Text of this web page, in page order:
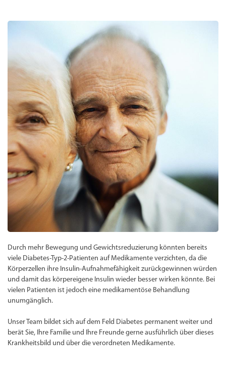
Durch mehr Bewegung und Gewichtsreduzierung könnten bereits
viele Diabetes-Typ-2-Patienten auf Medikamente verzichten, da die
Körperzellen ihre Insulin-Aufnahmefähigkeit zurückgewinnen würden
und damit das körpereigene Insulin wieder besser wirken könnte. Bei
vielen Patienten ist jedoch eine medikamentöse Behandlung
unumgänglich.
Unser Team bildet sich auf dem Feld Diabetes permanent weiter und
berät Sie, Ihre Familie und Ihre Freunde gerne ausführlich über dieses
Krankheitsbild und über die verordneten Medikamente.